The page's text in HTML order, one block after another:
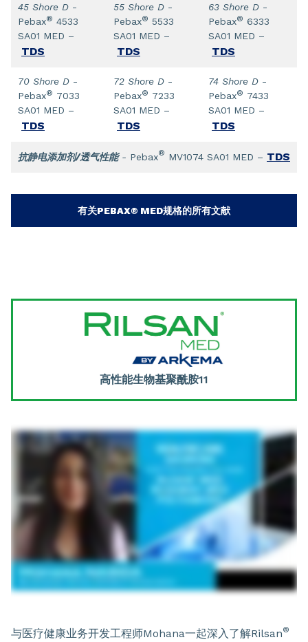
45 Shore D -
Pebax® 4533
SA01 MED –
TDS
55 Shore D -
Pebax® 5533
SA01 MED –
TDS
63 Shore D -
Pebax® 6333
SA01 MED –
TDS
70 Shore D -
Pebax® 7033
SA01 MED –
TDS
72 Shore D -
Pebax® 7233
SA01 MED –
TDS
74 Shore D -
Pebax® 7433
SA01 MED –
TDS
抗静电添加剂/透气性能- Pebax® MV1074 SA01 MED – TDS
有关PEBAX® MED规格的所有文献
高性能生物基聚酰胺11
与医疗健康业务开发工程师Mohana一起深入了解Rilsan®